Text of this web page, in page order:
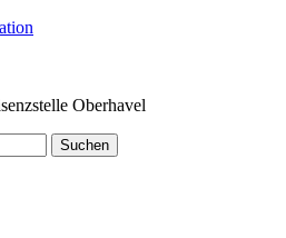
Suchen
Oberhavel